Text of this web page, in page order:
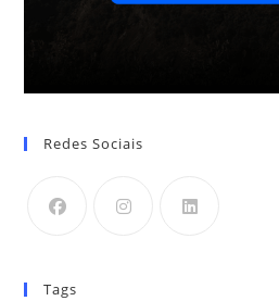
Redes Sociais
Tags